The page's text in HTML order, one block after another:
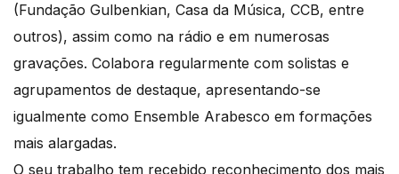
(Fundação Gulbenkian, Casa da Música, CCB, entre
outros), assim como na rádio e em numerosas
gravações. Colabora regularmente com solistas e
agrupamentos de destaque, apresentando-se
igualmente como Ensemble Arabesco em formações
mais alargadas.
O seu trabalho tem recebido reconhecimento dos mais